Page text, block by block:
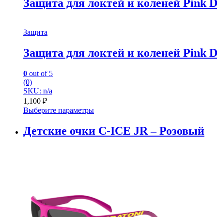
Защита для локтей и коленей Pink
Защита
Защита для локтей и коленей Pink
0 out of 5
(0)
SKU: n/a
1,100 ₽
Выберите параметры
Детские очки C-ICE JR – Розовый